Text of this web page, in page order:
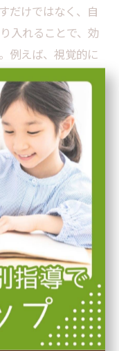
だけではなく、自
入れることで、効
例えば、視覚的に
ノート作りが効果
や声に出しての復
や興味に応じたカ
それによりモチ
継続的な努力が成
ら、無理なく自分
現へと繋がりま
強法を見つけて夢
けるための3つ